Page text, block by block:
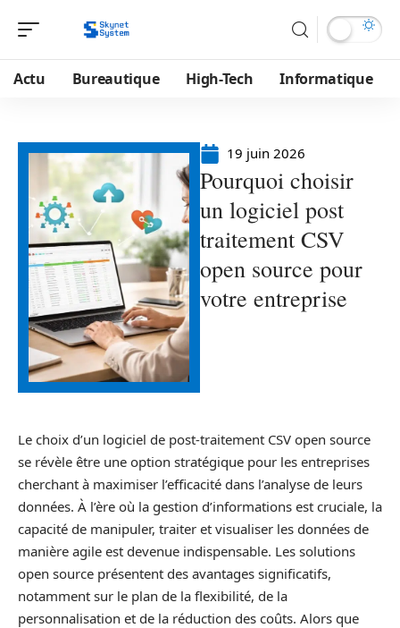
Actu Bureautique High-Tech Informatique
19 juin 2026
Pourquoi choisir
un logiciel post
traitement CSV
open source pour
votre entreprise
Le choix d’un logiciel de post-traitement CSV open source
se révèle être une option stratégique pour les entreprises
cherchant à maximiser l’efficacité dans l’analyse de leurs
données. À l’ère où la gestion d’informations est cruciale, la
capacité de manipuler, traiter et visualiser les données de
manière agile est devenue indispensable. Les solutions
open source présentent des avantages significatifs,
notamment sur le plan de la flexibilité, de la
personnalisation et de la réduction des coûts. Alors que